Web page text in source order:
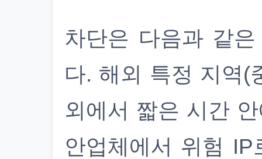
차단은 다음과 같
다. 해외 특정 지역(
외에서 짧은 시간
안업체에서 위험